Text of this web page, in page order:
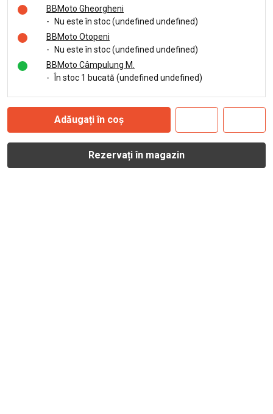
BBMoto Gheorgheni
-
Nu este în stoc (undefined undefined)
BBMoto Otopeni
-
Nu este în stoc (undefined undefined)
BBMoto Câmpulung M.
-
În stoc 1 bucată (undefined undefined)
Adăugați în coș
Rezervați în magazin